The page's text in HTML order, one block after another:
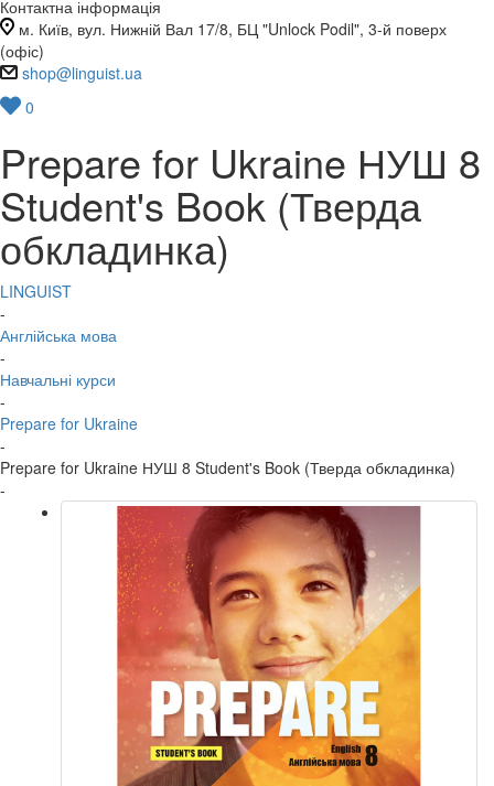
Контактна інформація
м. Київ, вул. Нижній Вал 17/8, БЦ "Unlock Podil", 3-й поверх
(офіс)
shop@linguist.ua
0
Prepare for Ukraine НУШ 8
Student's Book (Тверда
обкладинка)
LINGUIST
-
Англійська мова
-
Навчальні курси
-
Prepare for Ukraine
-
Prepare for Ukraine НУШ 8 Student's Book (Тверда обкладинка)
-